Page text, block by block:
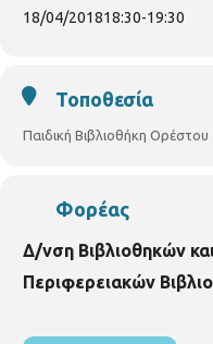
προτεραιότητας, ενώ θα
ΠΑΙΔΙΚΗ ΒΙΒΛΙΟΘΗΚΗ
ΤΗΛ. 2310852384
18/04/201818:30-19:30
Τοποθεσία
Παιδική Βιβλιοθήκη Ορέστου
Φορέας
Δ/νση Βιβλιοθηκών
Περιφερειακών